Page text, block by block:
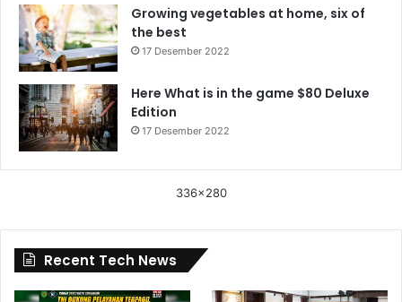
Growing vegetables at home, six of
the best
17 Desember 2022
Here What is in the game $80 Deluxe
Edition
17 Desember 2022
336x280
Recent Tech News